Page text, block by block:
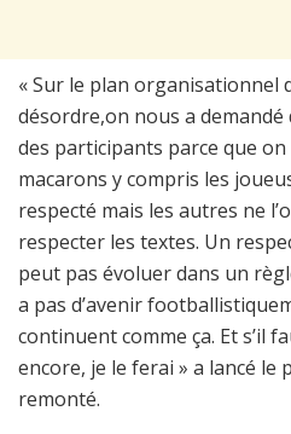
« Sur le plan organisationnel
désordre,on nous a
des participants parce que
macarons y compris les
respecté mais les autres ne
respecter les textes. Un
peut pas évoluer dans un
a pas d’avenir
continuent comme ça. Et s’il
encore, je le ferai » a lancé le
remonté.